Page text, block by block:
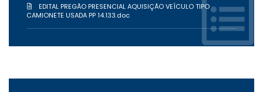
EDITAL PREGÃO PRESENCIAL AQUISIÇÃO VEÍCULO TIPO
CAMIONETE USADA PP 14.133.doc